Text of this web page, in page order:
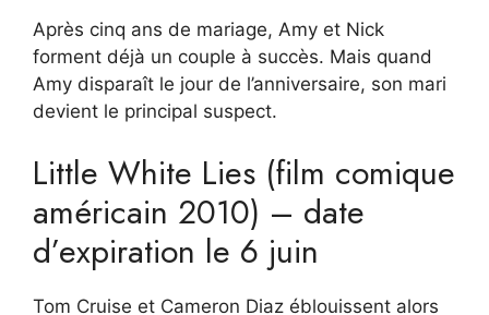
Après cinq ans de mariage, Amy et Nick
forment déjà un couple à succès. Mais quand
Amy disparaît le jour de l’anniversaire, son mari
devient le principal suspect.
Little White Lies (film comique
américain 2010) – date
d’expiration le 6 juin
Tom Cruise et Cameron Diaz éblouissent alors